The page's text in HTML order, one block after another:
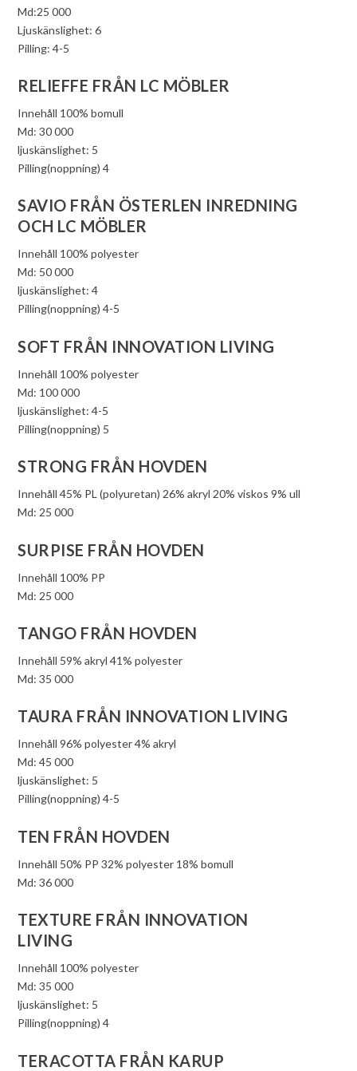
Md:25 000
Ljuskänslighet: 6
Pilling: 4-5
RELIEFFE FRÅN LC MÖBLER
Innehåll 100% bomull
Md: 30 000
ljuskänslighet: 5
Pilling(noppning) 4
SAVIO FRÅN ÖSTERLEN INREDNING
OCH LC MÖBLER
Innehåll 100% polyester
Md: 50 000
ljuskänslighet: 4
Pilling(noppning) 4-5
SOFT FRÅN INNOVATION LIVING
Innehåll 100% polyester
Md: 100 000
ljuskänslighet: 4-5
Pilling(noppning) 5
STRONG FRÅN HOVDEN
Innehåll 45% PL (polyuretan) 26% akryl 20% viskos 9% ull
Md: 25 000
SURPISE FRÅN HOVDEN
Innehåll 100% PP
Md: 25 000
TANGO FRÅN HOVDEN
Innehåll 59% akryl 41% polyester
Md: 35 000
TAURA FRÅN INNOVATION LIVING
Innehåll 96% polyester 4% akryl
Md: 45 000
ljuskänslighet: 5
Pilling(noppning) 4-5
TEN FRÅN HOVDEN
Innehåll 50% PP 32% polyester 18% bomull
Md: 36 000
TEXTURE FRÅN INNOVATION
LIVING
Innehåll 100% polyester
Md: 35 000
ljuskänslighet: 5
Pilling(noppning) 4
TERACOTTA FRÅN KARUP